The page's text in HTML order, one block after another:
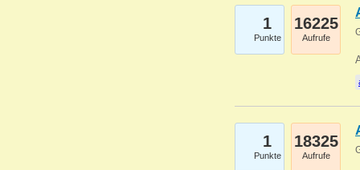
1
Punkte
16225
Aufrufe
1
Punkte
18325
Aufrufe